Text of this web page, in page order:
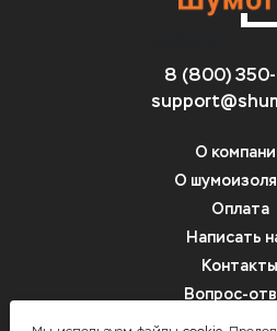
8 (800)
О
О
Оплата
Написать
Контакты
Вопрос-
цвфв